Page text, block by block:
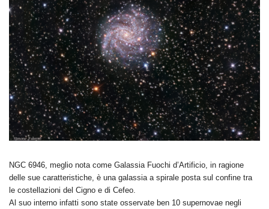
NGC 6946, meglio nota come Galassia Fuochi d’Artificio, in ragione
delle sue caratteristiche, è una galassia a spirale posta sul confine tra
le costellazioni del Cigno e di Cefeo.
Al suo interno infatti sono state osservate ben 10 supernovae negli